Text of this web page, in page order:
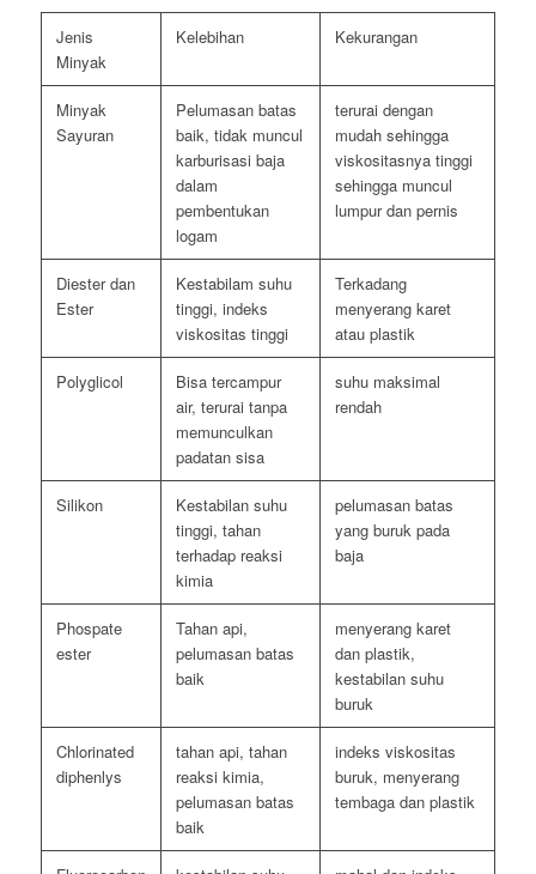
Jenis
Minyak
Kelebihan Kekurangan
Minyak
Sayuran
Pelumasan batas
baik, tidak muncul
karburisasi baja
dalam
pembentukan
logam
terurai dengan
mudah sehingga
viskositasnya tinggi
sehingga muncul
lumpur dan pernis
Diester dan
Ester
Kestabilam suhu
tinggi, indeks
viskositas tinggi
Terkadang
menyerang karet
atau plastik
Polyglicol
Bisa tercampur
air, terurai tanpa
memunculkan
padatan sisa
suhu maksimal
rendah
Silikon
Kestabilan suhu
tinggi, tahan
terhadap reaksi
kimia
pelumasan batas
yang buruk pada
baja
Phospate
ester
Tahan api,
pelumasan batas
baik
menyerang karet
dan plastik,
kestabilan suhu
buruk
Chlorinated
diphenlys
tahan api, tahan
reaksi kimia,
pelumasan batas
baik
indeks viskositas
buruk, menyerang
tembaga dan plastik